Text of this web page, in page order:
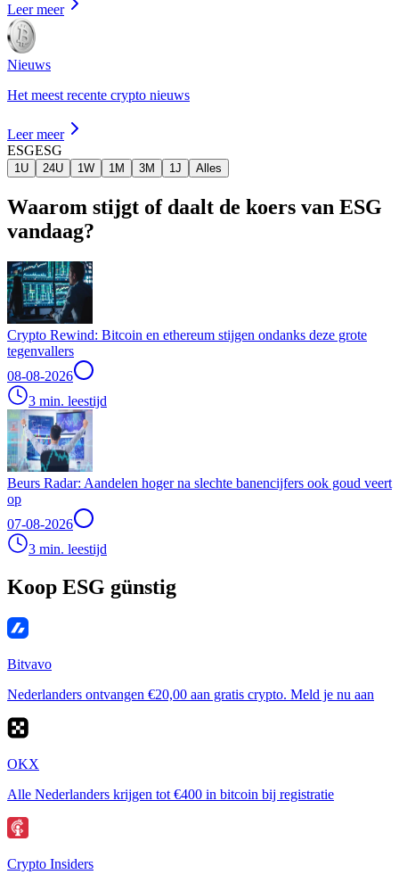
Leer meer
Nieuws
Het meest recente crypto nieuws
Leer meer
ESGESG
1U 24U 1W 1M 3M 1J Alles
Waarom stijgt of daalt de koers van ESG
vandaag?
Crypto Rewind: Bitcoin en ethereum stijgen ondanks deze grote
tegenvallers
08-08-2026
3 min. leestijd
Beurs Radar: Aandelen hoger na slechte banencijfers ook goud veert
op
07-08-2026
3 min. leestijd
Koop ESG günstig
Bitvavo
Nederlanders ontvangen €20,00 aan gratis crypto. Meld je nu aan
OKX
Alle Nederlanders krijgen tot €400 in bitcoin bij registratie
Crypto Insiders